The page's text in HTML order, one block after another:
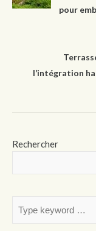
pour
l’intégration
Rechercher